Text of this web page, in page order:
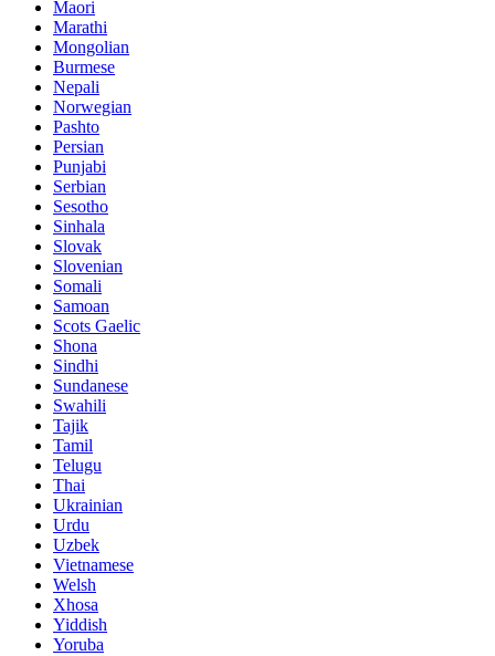
Maori
Marathi
Mongolian
Burmese
Nepali
Norwegian
Pashto
Persian
Punjabi
Serbian
Sesotho
Sinhala
Slovak
Slovenian
Somali
Samoan
Scots Gaelic
Shona
Sindhi
Sundanese
Swahili
Tajik
Tamil
Telugu
Thai
Ukrainian
Urdu
Uzbek
Vietnamese
Welsh
Xhosa
Yiddish
Yoruba